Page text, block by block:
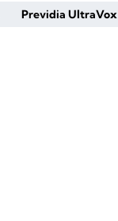
Previdia UltraVox